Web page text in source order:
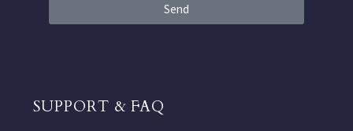
Send
SUPPORT & FAQ